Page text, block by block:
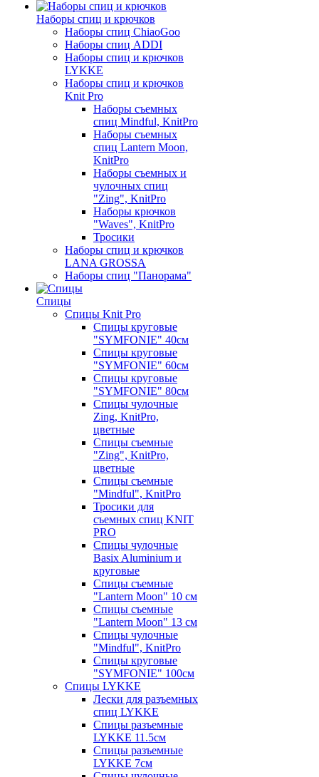
Наборы спиц и крючков
Наборы спиц ChiaoGoo
Наборы спиц ADDI
Наборы спиц и крючков
LYKKE
Наборы спиц и крючков
Knit Pro
Наборы съемных
спиц Mindful, KnitPro
Наборы съемных
спиц Lantern Moon,
KnitPro
Наборы съемных и
чулочных спиц
"Zing", KnitPro
Наборы крючков
"Waves", KnitPro
Тросики
Наборы спиц и крючков
LANA GROSSA
Наборы спиц "Панорама"
Спицы
Спицы Knit Pro
Спицы круговые
"SYMFONIE" 40см
Спицы круговые
"SYMFONIE" 60см
Спицы круговые
"SYMFONIE" 80см
Спицы чулочные
Zing, KnitPro,
цветные
Спицы съемные
"Zing", KnitPro,
цветные
Спицы съемные
"Mindful", KnitPro
Тросики для
съемных спиц KNIT
PRO
Спицы чулочные
Basix Aluminium и
круговые
Спицы съемные
"Lantern Moon" 10 см
Спицы съемные
"Lantern Moon" 13 см
Спицы чулочные
"Mindful", KnitPro
Спицы круговые
"SYMFONIE" 100см
Спицы LYKKE
Лески для разъемных
спиц LYKKE
Спицы разъемные
LYKKE 11.5см
Спицы разъемные
LYKKE 7см